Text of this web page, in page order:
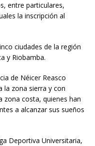
entre particulares,
la inscripción al
ciudades de la región
y Riobamba.
de Néicer Reasco
la zona sierra y con
zona costa, quienes han
a alcanzar sus sueños
Deportiva Universitaria,